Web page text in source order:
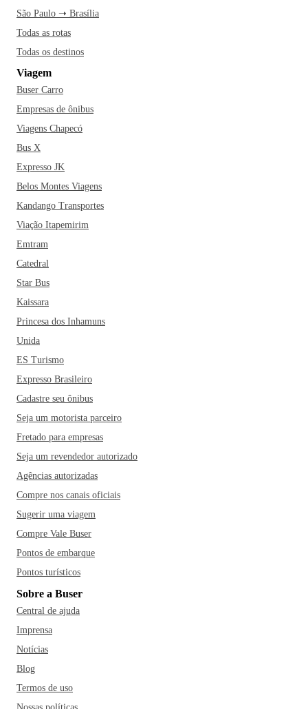
São Paulo ➝ Brasília
Todas as rotas
Todas os destinos
Viagem
Buser Carro
Empresas de ônibus
Viagens Chapecó
Bus X
Expresso JK
Belos Montes Viagens
Kandango Transportes
Viação Itapemirim
Emtram
Catedral
Star Bus
Kaissara
Princesa dos Inhamuns
Unida
ES Turismo
Expresso Brasileiro
Cadastre seu ônibus
Seja um motorista parceiro
Fretado para empresas
Seja um revendedor autorizado
Agências autorizadas
Compre nos canais oficiais
Sugerir uma viagem
Compre Vale Buser
Pontos de embarque
Pontos turísticos
Sobre a Buser
Central de ajuda
Imprensa
Notícias
Blog
Termos de uso